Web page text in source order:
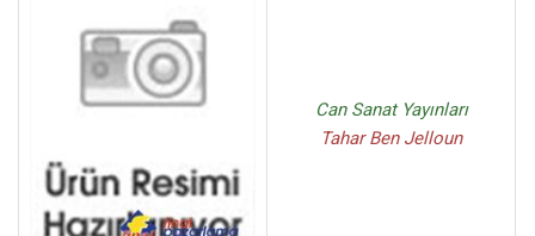
Can Sanat Yayınları
Tahar Ben Jelloun